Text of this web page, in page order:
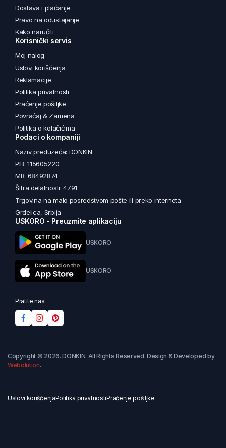
Dostava i plaćanje
Pravo na odustajanje
Kako naručiti
Korisnički servis
Moj nalog
Uslovi korišćenja
Reklamacije
Politika privatnosti
Praćenje pošiljke
Povraćaj & Zamena
Politika o kolačićima
Podaci o kompaniji
Naziv preduzeća: DONKIN
PIB: 115605220
MB: 68492874
Šifra delatnosti: 4791
Trgovina na malo posredstvom pošte ili preko interneta
Grdelica, Srbija
USKORO - Preuzmite aplikaciju
USKORO
USKORO
Pratite nas:
Copyright © 2026. DONKIN. All Rights Reserved. Design & Developed by
Webolution.
Uslovi korišćenjaPolitika privatnostiPraćenje pošiljke